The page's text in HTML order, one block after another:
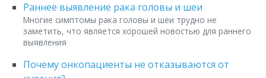
Раннее выявление рака головы и шеи
Многие симптомы рака головы и шеи трудно не
заметить, что является хорошей новостью для раннего
выявления
Почему онкопациенты не отказываются от